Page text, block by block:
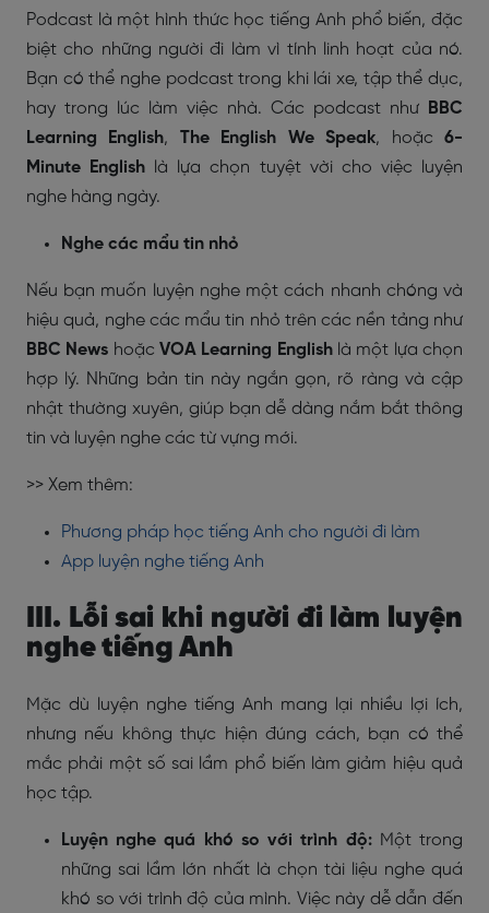
Podcast là một hình thức học tiếng Anh phổ biến, đặc
biệt cho những người đi làm vì tính linh hoạt của nó.
Bạn có thể nghe podcast trong khi lái xe, tập thể dục,
hay trong lúc làm việc nhà. Các podcast như
BBC
Learning English, The English We Speak, hoặc6-
Minute English là lựa chọn tuyệt vời cho việc luyện
nghe hàng ngày.
Nghe các mẩu tin nhỏ
Nếu bạn muốn luyện nghe một cách nhanh chóng và
hiệu quả, nghe các mẩu tin nhỏ trên các nền tảng như
BBC News hoặcVOA Learning Englishlà một lựa chọn
hợp lý. Những bản tin này ngắn gọn, rõ ràng và cập
nhật thường xuyên, giúp bạn dễ dàng nắm bắt thông
tin và luyện nghe các từ vựng mới.
>> Xem thêm:
Phương pháp học tiếng Anh cho người đi làm
App luyện nghe tiếng Anh
III. Lỗi sai khi người đi làm luyện
nghe tiếng Anh
Mặc dù luyện nghe tiếng Anh mang lại nhiều lợi ích,
nhưng nếu không thực hiện đúng cách, bạn có thể
mắc phải một số sai lầm phổ biến làm giảm hiệu quả
học tập.
Luyện nghe quá khó so với trình độ:Một trong
những sai lầm lớn nhất là chọn tài liệu nghe quá
khó so với trình độ của mình. Việc này dễ dẫn đến